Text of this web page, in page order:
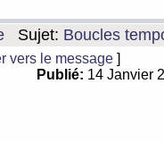
Sujet: Boucles
vers le message ]
Publié: 14 Janvier